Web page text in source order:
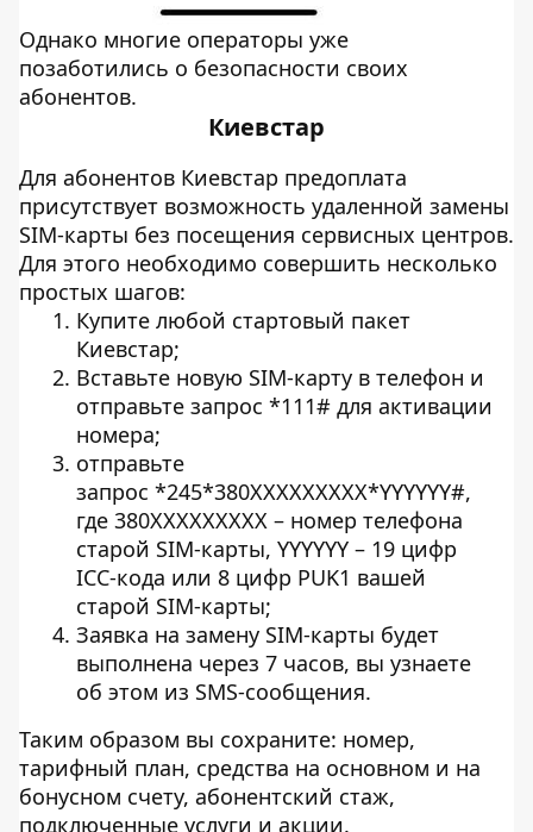
Однако многие операторы уже
позаботились о безопасности своих
абонентов.
Киевстар
Для абонентов Киевстар предоплата
присутствует возможность удаленной замены
SIM-карты без посещения сервисных центров.
Для этого необходимо совершить несколько
простых шагов:
Купите любой стартовый пакет
Киевстар;
Вставьте новую SIM-карту в телефон и
отправьте запрос *111# для активации
номера;
отправьте
запрос *245*380ХХXXXXXXX*YYYYYY#,
где 380ХХXXXXXXX – номер телефона
старой SIM-карты, YYYYYY – 19 цифр
ICC-кода или 8 цифр PUK1 вашей
старой SIM-карты;
Заявка на замену SIM-карты будет
выполнена через 7 часов, вы узнаете
об этом из SMS-сообщения.
Таким образом вы сохраните: номер,
тарифный план, средства на основном и на
бонусном счету, абонентский стаж,
подключенные услуги и акции.